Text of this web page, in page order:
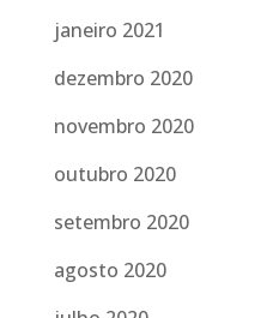
janeiro 2021
dezembro 2020
novembro 2020
outubro 2020
setembro 2020
agosto 2020